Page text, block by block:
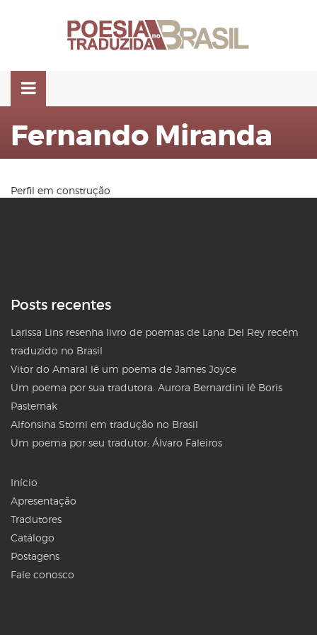
Fernando Miranda
Perfil em construção
Posts recentes
Larissa Lins resenha livro de poemas de Lana Del Rey recém
traduzido no Brasil
Vitor do Amaral lê um poema de James Joyce
Um poema por sua tradutora: Aurora Bernardini lê Boris
Pasternak
Alfonsina Storni em tradução no Brasil
Um poema por seu tradutor: Álvaro Faleiros
Início
Apresentação
Tradutores
Catálogo
Postagens
Fale conosco